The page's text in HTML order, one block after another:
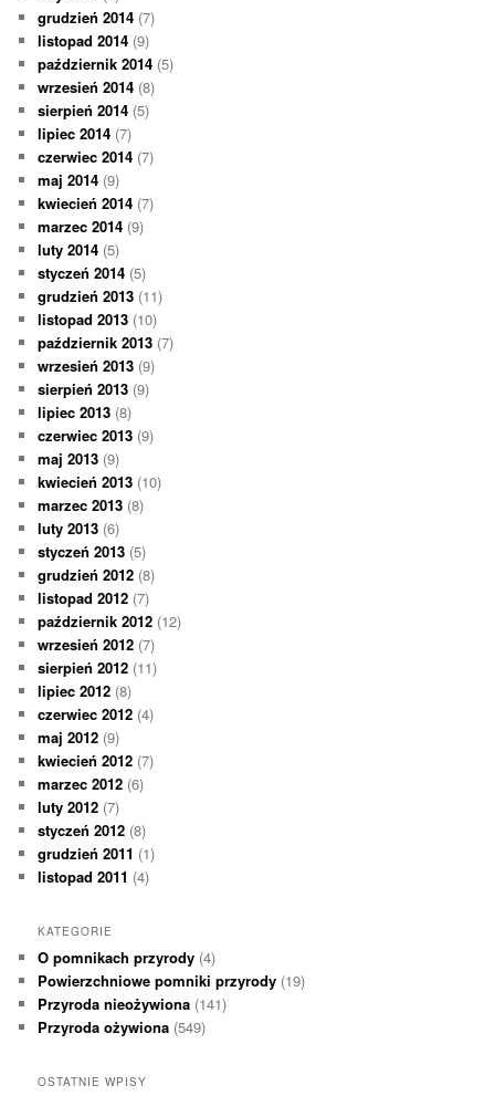
grudzień 2014 (7)
listopad 2014 (9)
październik 2014 (5)
wrzesień 2014 (8)
sierpień 2014 (5)
lipiec 2014 (7)
czerwiec 2014 (7)
maj 2014 (9)
kwiecień 2014 (7)
marzec 2014 (9)
luty 2014 (5)
styczeń 2014 (5)
grudzień 2013 (11)
listopad 2013 (10)
październik 2013 (7)
wrzesień 2013 (9)
sierpień 2013 (9)
lipiec 2013 (8)
czerwiec 2013 (9)
maj 2013 (9)
kwiecień 2013 (10)
marzec 2013 (8)
luty 2013 (6)
styczeń 2013 (5)
grudzień 2012 (8)
listopad 2012 (7)
październik 2012 (12)
wrzesień 2012 (7)
sierpień 2012 (11)
lipiec 2012 (8)
czerwiec 2012 (4)
maj 2012 (9)
kwiecień 2012 (7)
marzec 2012 (6)
luty 2012 (7)
styczeń 2012 (8)
grudzień 2011 (1)
listopad 2011 (4)
KATEGORIE
O pomnikach przyrody (4)
Powierzchniowe pomniki przyrody (19)
Przyroda nieożywiona (141)
Przyroda ożywiona (549)
OSTATNIE WPISY